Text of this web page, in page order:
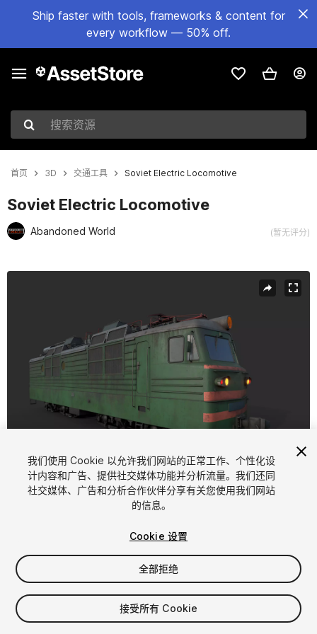
Ship faster with tools, frameworks & content for
every workflow — 50% off.
搜索资源
首页 3D 交通工具 Soviet Electric Locomotive
Soviet Electric Locomotive
Abandoned World (暂无评分)
1/38
$25
增值税将在结算时计算
我们使用 Cookie 以允许我们网站的正常工作、个性化设
计内容和广告、提供社交媒体功能并分析流量。我们还同
社交媒体、广告和分析合作伙伴分享有关您使用我们网站
的信息。
Cookie 设置
全部拒绝
接受所有 Cookie